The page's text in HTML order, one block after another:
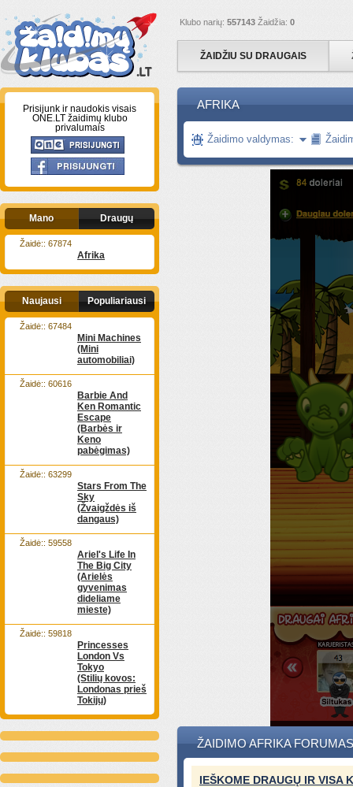
Klubo narių: 557143 Žaidžia: 0
ŽAIDŽIU SU DRAUGAIS
Prisijunk ir naudokis visais
ONE.LT žaidimų klubo
privalumais
Mano Draugų
Afrika
Žaidė:: 67874
Naujausi Populiariausi
Mini Machines
(Mini
automobiliai)
Žaidė:: 67484
Barbie And
Ken Romantic
Escape
(Barbės ir
Keno
pabėgimas)
Žaidė:: 60616
Stars From The
Sky
(Žvaigždės iš
dangaus)
Žaidė:: 63299
Ariel's Life In
The Big City
(Arielės
gyvenimas
dideliame
mieste)
Žaidė:: 59558
Princesses
London Vs
Tokyo
(Stilių kovos:
Londonas prieš
Tokijų)
Žaidė:: 59818
AFRIKA
Žaidimo valdymas:
ŽAIDIMO AFRIKA FORUMAS
IEŠKOME DRAUGŲ IR VISA